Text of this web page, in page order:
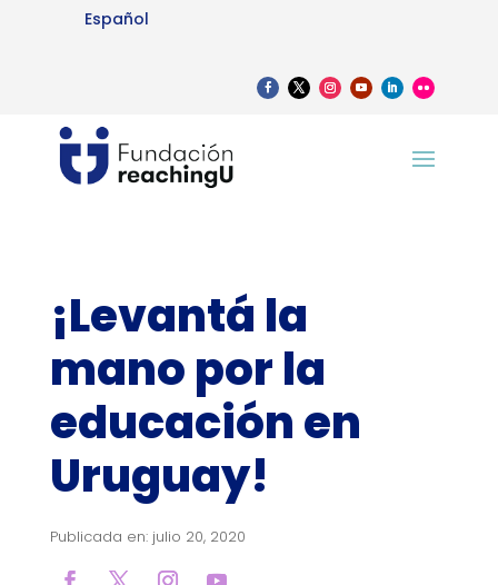
Español
¡Levantá la
mano por la
educación en
Uruguay!
Publicada en: julio 20, 2020